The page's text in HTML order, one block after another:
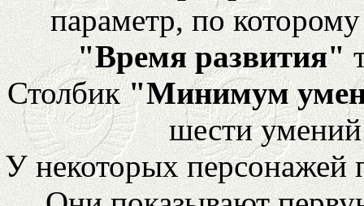
параметр, по
"Время развития"
Столбик"Минимум
шести
У некоторых персонажей